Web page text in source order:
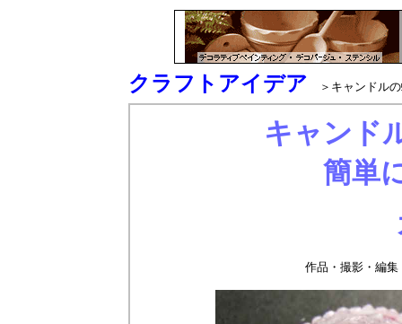
クラフトアイデア ＞キャンドルの
キャンド
簡単
作品・撮影・編集